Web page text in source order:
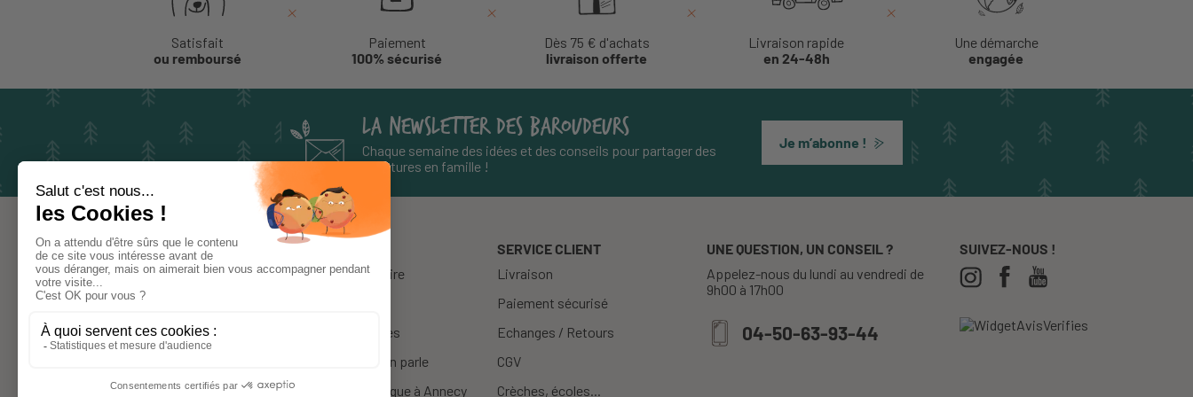
Satisfait
ou remboursé
Paiement
100% sécurisé
Dès 75 € d'achats
livraison offerte
Livraison rapide
en 24-48h
Une démarche
engagée
LA NEWSLETTER DES BAROUDEURS
Chaque semaine des idées et des conseils pour partager des
aventures en famille !
Je m’abonne !
nature
Notre histoire
Nos marques
La presse en parle
Notre boutique à Annecy
SERVICE CLIENT
Livraison
Paiement sécurisé
Echanges / Retours
CGV
Crèches, écoles...
UNE QUESTION, UN CONSEIL ?
Appelez-nous du lundi au vendredi de
9h00 à 17h00
04-50-63-93-44
SUIVEZ-NOUS !